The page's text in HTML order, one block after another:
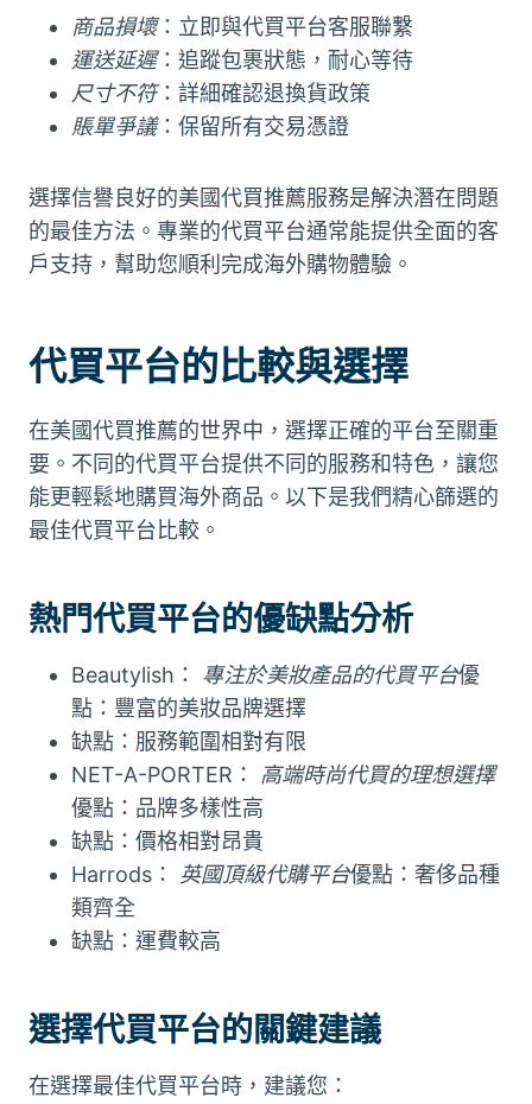
商品損壞：立即與代買平台客服聯繫
運送延遲：追蹤包裹狀態，耐心等待
尺寸不符：詳細確認退換貨政策
賬單爭議：保留所有交易憑證
選擇信譽良好的美國代買推薦服務是解決潛在問題
的最佳方法。專業的代買平台通常能提供全面的客
戶支持，幫助您順利完成海外購物體驗。
代買平台的比較與選擇
在美國代買推薦的世界中，選擇正確的平台至關重
要。不同的代買平台提供不同的服務和特色，讓您
能更輕鬆地購買海外商品。以下是我們精心篩選的
最佳代買平台比較。
熱門代買平台的優缺點分析
Beautylish： 專注於美妝產品的代買平台優
點：豐富的美妝品牌選擇
缺點：服務範圍相對有限
NET-A-PORTER： 高端時尚代買的理想選擇
優點：品牌多樣性高
缺點：價格相對昂貴
Harrods： 英國頂級代購平台優點：奢侈品種
類齊全
缺點：運費較高
選擇代買平台的關鍵建議
在選擇最佳代買平台時，建議您：